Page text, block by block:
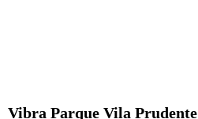
Vibra Parque Vila Prudente